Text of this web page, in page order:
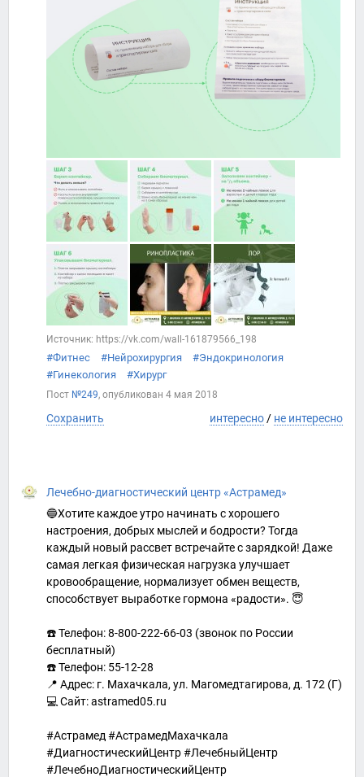
Источник: https://vk.com/wall-161879566_198
#Фитнес #Нейрохирургия
#Эндокринология
#Гинекология
#Хирург
Пост №249, опубликован 4 мая 2018
Сохранить интересно / не интересно
Лечебно-диагностический центр «Астрамед»
🔵Хотите каждое утро начинать с хорошего
настроения, добрых мыслей и бодрости? Тогда
каждый новый рассвет встречайте с зарядкой! Даже
самая легкая физическая нагрузка улучшает
кровообращение, нормализует обмен веществ,
способствует выработке гормона «радости». 😇
☎️ Телефон: 8-800-222-66-03 (звонок по России
бесплатный)
☎️ Телефон: 55-12-28
📍 Адрес: г. Махачкала, ул. Магомедтагирова, д. 172 (Г)
💻 Сайт: astramed05.ru
#Астрамед #АстрамедМахачкала
#ДиагностическийЦентр #ЛечебныйЦентр
#ЛечебноДиагностическийЦентр